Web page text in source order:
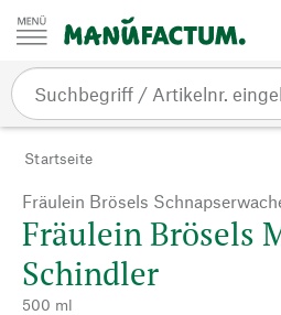
Zum Inhalt springen
Startseite
Fräulein Brösels
Fräulein Brösels
Schindler
500 ml